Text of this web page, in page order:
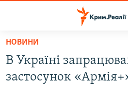
Перейти
основного
матеріалу
ВОДА.КРИМ
ВІДЕО ТА ФОТО
НОВИНИ
В Україні
застосунок